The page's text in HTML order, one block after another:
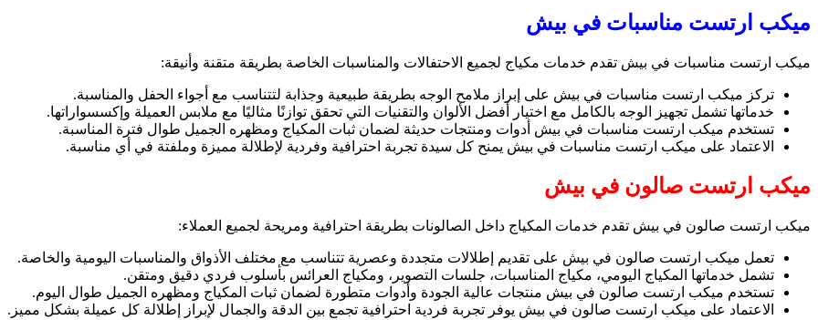
ميكب ارتست مناسبات في بيش
ميكب ارتست مناسبات في بيش تقدم خدمات مكياج لجميع الاحتفالات والمناسبات الخاصة بطريقة متقنة وأنيقة:
تركز ميكب ارتست مناسبات في بيش على إبراز ملامح الوجه بطريقة طبيعية وجذابة لتتناسب مع أجواء الحفل والمناسبة.
خدماتها تشمل تجهيز الوجه بالكامل مع اختيار أفضل الألوان والتقنيات التي تحقق توازنًا مثاليًا مع ملابس العميلة وإكسسواراتها.
تستخدم ميكب ارتست مناسبات في بيش أدوات ومنتجات حديثة لضمان ثبات المكياج ومظهره الجميل طوال فترة المناسبة.
الاعتماد على ميكب ارتست مناسبات في بيش يمنح كل سيدة تجربة احترافية وفردية لإطلالة مميزة وملفتة في أي مناسبة.
ميكب ارتست صالون في بيش
ميكب ارتست صالون في بيش تقدم خدمات المكياج داخل الصالونات بطريقة احترافية ومريحة لجميع العملاء:
تعمل ميكب ارتست صالون في بيش على تقديم إطلالات متجددة وعصرية تتناسب مع مختلف الأذواق والمناسبات اليومية والخاصة.
تشمل خدماتها المكياج اليومي، مكياج المناسبات، جلسات التصوير، ومكياج العرائس بأسلوب فردي دقيق ومتقن.
تستخدم ميكب ارتست صالون في بيش منتجات عالية الجودة وأدوات متطورة لضمان ثبات المكياج ومظهره الجميل طوال اليوم.
الاعتماد على ميكب ارتست صالون في بيش يوفر تجربة فردية احترافية تجمع بين الدقة والجمال لإبراز إطلالة كل عميلة بشكل مميز.